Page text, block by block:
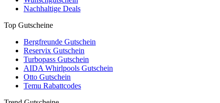
Nachhaltige Deals
Top Gutscheine
Bergfreunde Gutschein
Reservix Gutschein
Turbopass Gutschein
AIDA Whirlpools Gutschein
Otto Gutschein
Temu Rabattcodes